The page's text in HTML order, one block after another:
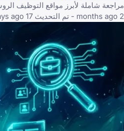
مراجعة شاملة لأبرز مواقع التوظيف
2 months ago - تم التحديث 17 days ago